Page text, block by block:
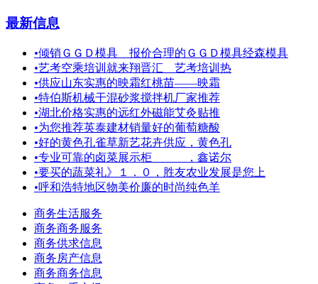
最新信息
•倾销ＧＧＤ模具 报价合理的ＧＧＤ模具经森模具
•艺考空乘培训就来翔晋汇＿艺考培训热
•供应山东实惠的映霜红桃苗——映霜
•特伯斯机械干混砂浆搅拌机厂家推荐
•湖北价格实惠的远红外磁能艾灸贴推
•为您推荐英泰建材销量好的葡萄糖酸
•好的黄色孔雀草新艺花卉供应，黄色孔
•专业可靠的卤菜展示柜 ，鑫诺尔
•要买的蔬菜礼》１．０，胜友农业发展是您上
•呼和浩特地区物美价廉的时尚纯色羊
商务生活服务
商务商务服务
商务供求信息
商务房产信息
商务商务信息